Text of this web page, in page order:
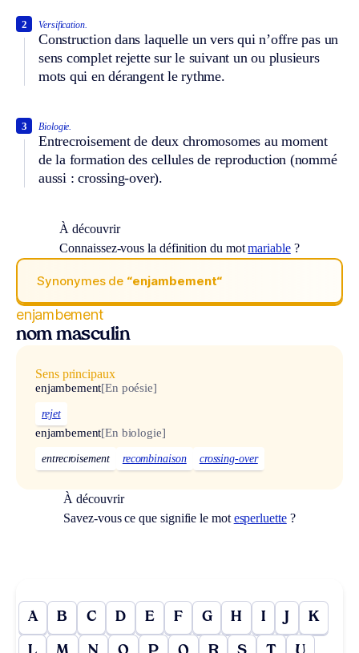
Versification.
Construction dans laquelle un vers qui n’offre pas un
sens complet rejette sur le suivant un ou plusieurs
mots qui en dérangent le rythme.
2
Biologie.
Entrecroisement de deux chromosomes au moment
de la formation des cellules de reproduction (nommé
aussi : crossing-over).
3
À découvrir
Connaissez-vous la définition du motmariable?
Synonymes de “enjambement“
enjambement
nom masculin
Sens principaux
enjambement[En poésie]
rejet
enjambement[En biologie]
entrecroisement recombinaison crossing-over
À découvrir
Savez-vous ce que signifie le mot esperluette?
A B C D E F G H I J K